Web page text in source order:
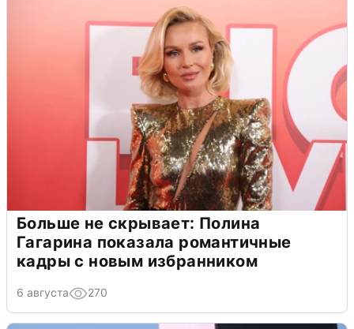
Больше не скрывает: Полина
Гагарина показала романтичные
кадры с новым избранником
6 августа 270